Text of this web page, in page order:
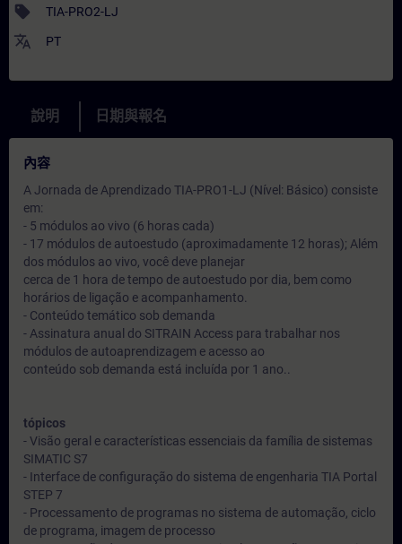
sell TIA-PRO2-LJ
translate PT
說明 日期與報名
內容
A Jornada de Aprendizado TIA-PRO1-LJ (Nível: Básico) consiste
em:
- 5 módulos ao vivo (6 horas cada)
- 17 módulos de autoestudo (aproximadamente 12 horas); Além
dos módulos ao vivo, você deve planejar
cerca de 1 hora de tempo de autoestudo por dia, bem como
horários de ligação e acompanhamento.
- Conteúdo temático sob demanda
- Assinatura anual do SITRAIN Access para trabalhar nos
módulos de autoaprendizagem e acesso ao
conteúdo sob demanda está incluída por 1 ano..
tópicos
- Visão geral e características essenciais da família de sistemas
SIMATIC S7
- Interface de configuração do sistema de engenharia TIA Portal
STEP 7
- Processamento de programas no sistema de automação, ciclo
de programa, imagem de processo